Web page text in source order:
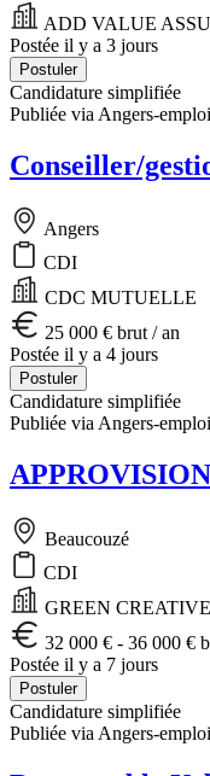
ADD VALUE
Postée il y a 3 jours
Postuler
Candidature simplifiée
Publiée via Angers-
Conseiller/
Angers
CDI
CDC MUTUELLE
25 000 € brut / an
Postée il y a 4 jours
Postuler
Candidature simplifiée
Publiée via Angers-
Beaucouzé
CDI
GREEN CREATIVE
32 000 € - 36 000 €
Postée il y a 7 jours
Postuler
Candidature simplifiée
Publiée via Angers-